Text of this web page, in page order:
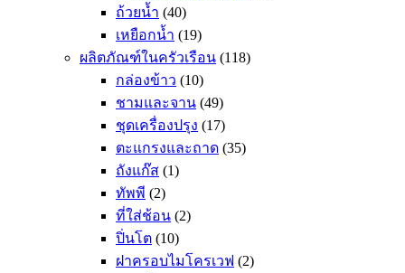
ถ้วยน้ำ (40)
เหยือกน้ำ (19)
ผลิตภัณฑ์ในครัวเรือน (118)
กล่องข้าว (10)
ชามและจาน (49)
ชุดเครื่องปรุง (17)
ตะแกรงและถาด (35)
ถังแก๊ส (1)
ทัพพี (2)
ที่ใส่ช้อน (2)
ปิ่นโต (10)
ฝาครอบไมโครเวฟ (2)